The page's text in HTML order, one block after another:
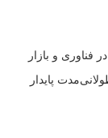
فناوری و بازار
پایدار